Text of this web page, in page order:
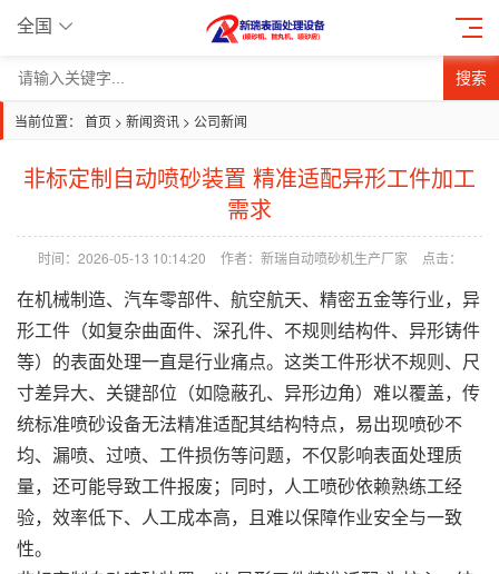
全国
搜索
当前位置： 首页 > 新闻资讯 > 公司新闻
非标定制自动喷砂装置 精准适配异形工件加工
需求
时间：2026-05-13 10:14:20 作者：新瑞自动喷砂机生产厂家 点击：
在机械制造、汽车零部件、航空航天、精密五金等行业，异
形工件（如复杂曲面件、深孔件、不规则结构件、异形铸件
等）的表面处理一直是行业痛点。这类工件形状不规则、尺
寸差异大、关键部位（如隐蔽孔、异形边角）难以覆盖，传
统标准喷砂设备无法精准适配其结构特点，易出现喷砂不
均、漏喷、过喷、工件损伤等问题，不仅影响表面处理质
量，还可能导致工件报废；同时，人工喷砂依赖熟练工经
验，效率低下、人工成本高，且难以保障作业安全与一致
性。